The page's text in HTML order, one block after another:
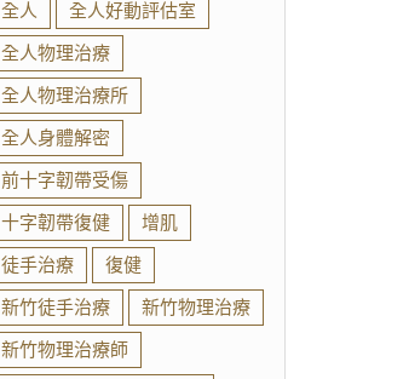
全人
全人好動評估室
全人物理治療
全人物理治療所
全人身體解密
前十字韌帶受傷
十字韌帶復健
增肌
徒手治療
復健
新竹徒手治療
新竹物理治療
新竹物理治療師